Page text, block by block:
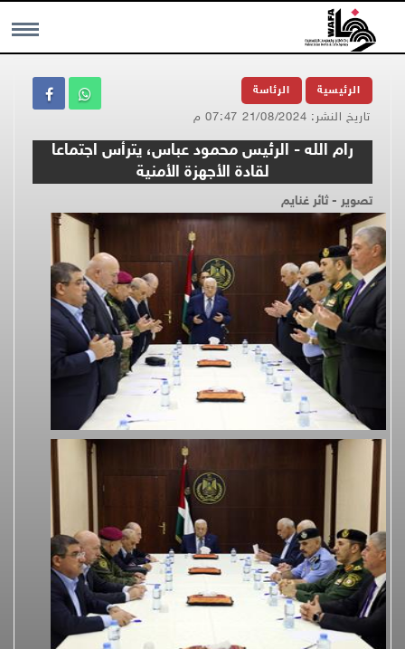
MENU الرئيسية الرئاسة
تاريخ النشر: 21/08/2024 07:47 م
رام الله - الرئيس محمود عباس، يترأس اجتماعا
لقادة الأجهزة الأمنية
تصوير - ثائر غنايم